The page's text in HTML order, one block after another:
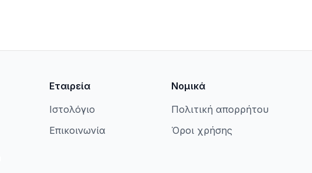
Εταιρεία
Ιστολόγιο
Επικοινωνία
Νομικά
Πολιτική απορρήτου
Όροι χρήσης